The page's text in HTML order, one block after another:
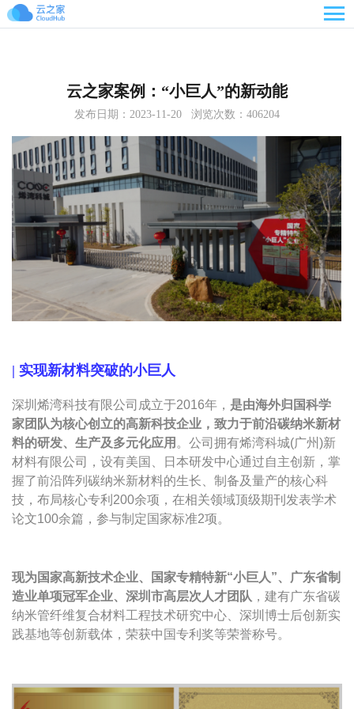

云之家案例：“小巨人”的新动能
发布日期：2023-11-20 浏览次数：406204
| 实现新材料突破的小巨人
深圳烯湾科技有限公司成立于2016年， 是由海外归国科学
家团队为核心创立的高新科技企业，致力于前沿碳纳米新材
料的研发、生产及多元化应用 。公司拥有烯湾科城(广州)新
材料有限公司，设有美国、日本研发中心通过自主创新，掌
握了前沿阵列碳纳米新材料的生长、制备及量产的核心科
技，布局核心专利200余项，在相关领域顶级期刊发表学术
论文100余篇，参与制定国家标准2项。
现为国家高新技术企业、国家专精特新“小巨人”、广东省制
造业单项冠军企业、深圳市高层次人才团队 ，建有广东省碳
纳米管纤维复合材料工程技术研究中心、深圳博士后创新实
践基地等创新载体，荣获中国专利奖等荣誉称号。